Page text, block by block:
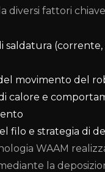
diversi fattori
saldatura (corrente,
movimento del
calore e
filo e strategia di
WAAM
la